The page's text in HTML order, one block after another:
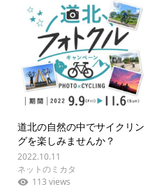
道北の自然の中でサイクリン
グを楽しみませんか？
2022.10.11
ネットのミカタ
113 views